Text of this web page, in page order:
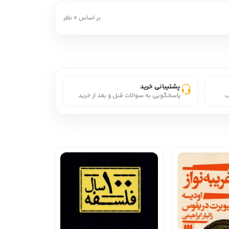
بر اساس 0 نظر
پشتیبانی خرید
پاسخگویی به سوالات قبل و بعد از خرید